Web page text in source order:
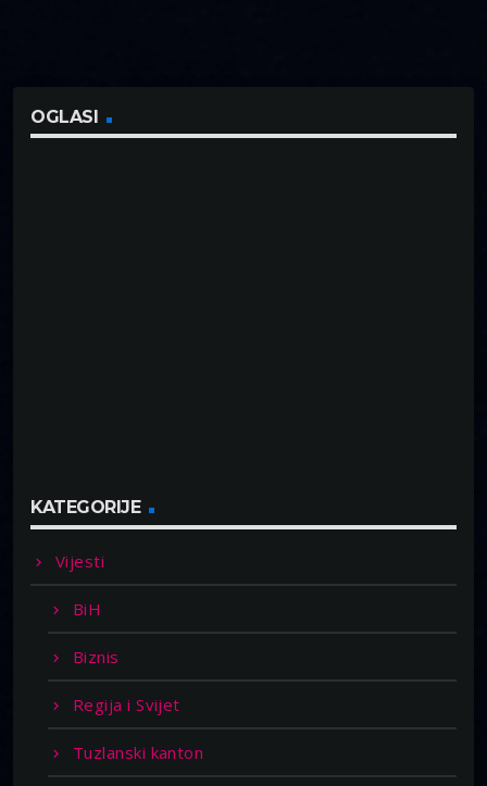
OGLASI
KATEGORIJE
Vijesti
BiH
Biznis
Regija i Svijet
Tuzlanski kanton